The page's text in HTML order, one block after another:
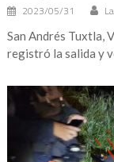
2023/05/31
San Andrés Tuxtla,
registró la salida y